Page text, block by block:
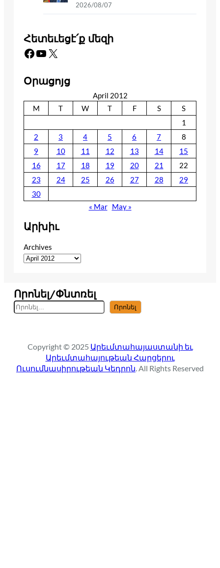
2026/08/07
Հետեւեցէ՛ք մեզի
Facebook YouTube X
Օրացոյց
April 2012
M
T W T F S
S
1
2
3 4 5 6 7
8
9
10 11 12 13 14
15
16
17 18 19 20 21
22
23
24 25 26 27 28
29
30
« Mar May »
Արխիւ
Archives
Որոնել/Փնտռել
S
e
c
h
Որոնել
Copyright © 2025 Արեւմտահայաստանի եւ
Արեւմտահայութեան Հարցերու
Ուսումնասիրութեան Կեդրոն. All Rights Reserved